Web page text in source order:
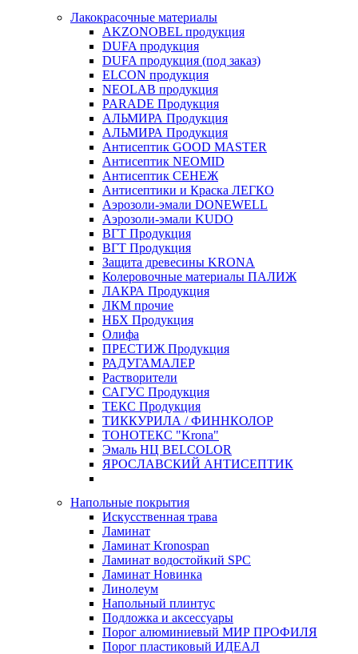
Лакокрасочные материалы
AKZONOBEL продукция
DUFA продукция
DUFA продукция (под заказ)
ELCON продукция
NEOLAB продукция
PARADE Продукция
АЛЬМИРА Продукция
АЛЬМИРА Продукция
Антисептик GOOD MASTER
Антисептик NEOMID
Антисептик СЕНЕЖ
Антисептики и Краска ЛЕГКО
Аэрозоли-эмали DONEWELL
Аэрозоли-эмали KUDO
ВГТ Продукция
ВГТ Продукция
Защита древесины KRONA
Колеровочные материалы ПАЛИЖ
ЛАКРА Продукция
ЛКМ прочие
НБХ Продукция
Олифа
ПРЕСТИЖ Продукция
РАДУГАМАЛЕР
Растворители
САГУС Продукция
ТЕКС Продукция
ТИККУРИЛА / ФИННКОЛОР
ТОНОТЕКС "Krona"
Эмаль НЦ BELCOLOR
ЯРОСЛАВСКИЙ АНТИСЕПТИК
Напольные покрытия
Искусственная трава
Ламинат
Ламинат Kronospan
Ламинат водостойкий SPC
Ламинат Новинка
Линолеум
Напольный плинтус
Подложка и аксессуары
Порог алюминиевый МИР ПРОФИЛЯ
Порог пластиковый ИДЕАЛ